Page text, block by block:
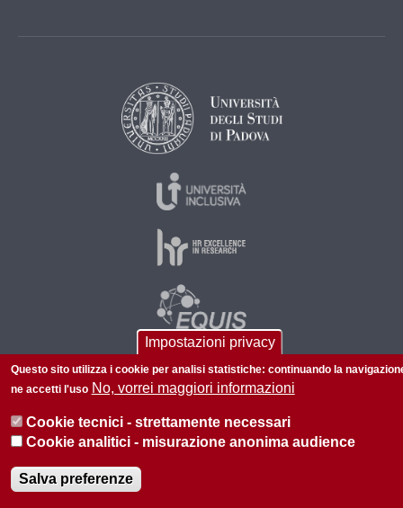
© 2026 Università di Padova - Tutti i diritti riservati
P.I. 00742430283 C.F. 80006480281
Privacy
Impostazioni privacy
Questo sito utilizza i cookie per analisi statistiche: continuando la
ne accetti l'uso No, vorrei maggiori informazioni
Cookie tecnici - strettamente necessari
Cookie analitici - misurazione anonima audience
Salva preferenze